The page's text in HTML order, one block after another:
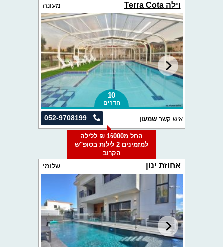
וילה Terra Cota מעונה
10
חדרים
052-9708199 איש קשר:שמעון
החל מ16000 ₪ ללילה
למזמינים 2 לילות בסופ"ש
הקרוב
אחוזת ינון שלומי